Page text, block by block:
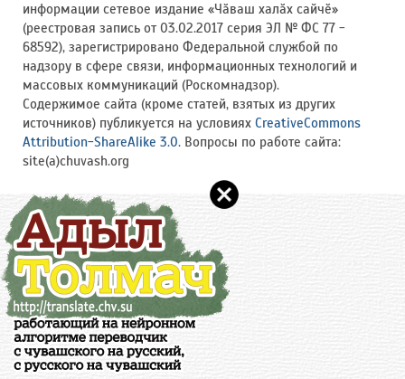
информации сетевое издание «Чӑваш халӑх сайчӗ»
(реестровая запись от 03.02.2017 серия ЭЛ № ФС 77 -
68592), зарегистрировано Федеральной службой по
надзору в сфере связи, информационных технологий и
массовых коммуникаций (Роскомнадзор).
Содержимое сайта (кроме статей, взятых из других
источников) публикуется на условиях CreativeCommons
Attribution-ShareAlike 3.0. Вопросы по работе сайта:
site(a)chuvash.org